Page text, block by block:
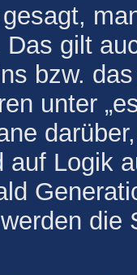
gilt
bzw.
unter
auf Logik
die